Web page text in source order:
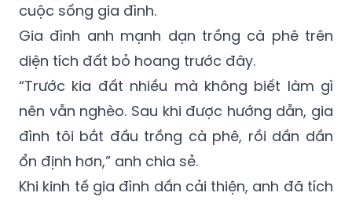
cuộc sống gia đình.
Gia đình anh mạnh dạn trồng cà phê trên
diện tích đất bỏ hoang trước đây.
“Trước kia đất nhiều mà không biết làm gì
nên vẫn nghèo. Sau khi được hướng dẫn, gia
đình tôi bắt đầu trồng cà phê, rồi dần dần
ổn định hơn,” anh chia sẻ.
Khi kinh tế gia đình dần cải thiện, anh đã tích